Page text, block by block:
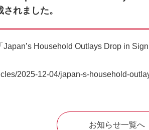
れました。
Household Outlays Drop in
2025-12-04/japan-s-household-
お知らせ一覧へ